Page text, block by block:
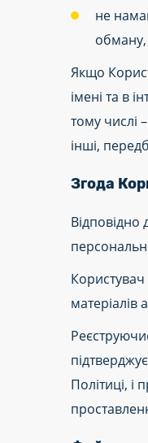
не
обману,
Якщо
імені та в
тому числі
інші,
Згода
Відповідно
Політиці,